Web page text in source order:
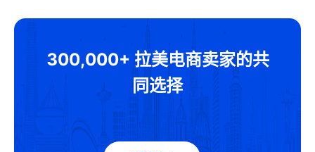
300,000+ 拉美电商卖家的共
同选择